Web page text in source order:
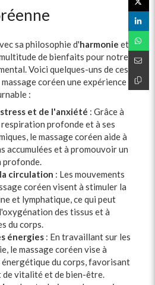
sa philosophie d'harmonie et
de bienfaits pour notre
Voici quelques-uns de ces
coréen une expérience
:
et de l'anxiété : Grâce à
respiration profonde et à ses
le massage coréen aide à
accumulées et à promouvoir un
circulation : Les mouvements
coréen visent à stimuler la
et lymphatique, ce qui peut
des tissus et à
du corps.
énergies : En travaillant sur les
le massage coréen vise à
du corps, favorisant
de vitalité et de bien-être.